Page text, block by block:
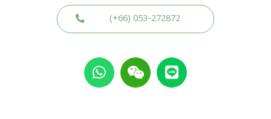
(+66) 053-272872
W
h
a
W
e
i
L
i
n